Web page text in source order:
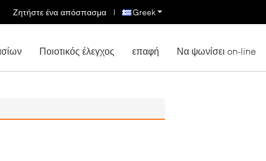
Greek
Ζητήστε ένα απόσπασμα |
Ποιοτικός έλεγχος επαφή Να ψωνίσει on-line